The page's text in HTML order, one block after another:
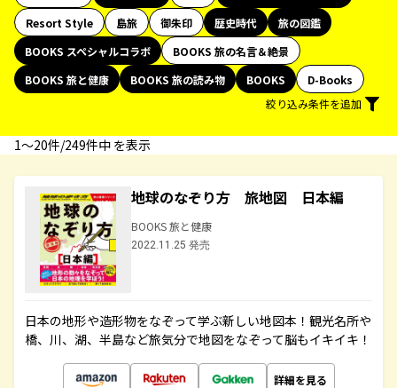
Resort Style
島旅 御朱印 歴史時代
旅の図鑑
BOOKS スペシャルコラボ
BOOKS 旅の名言＆絶景
BOOKS 旅と健康
BOOKS 旅の読み物 BOOKS
D-Books
絞り込み条件を追加
1〜20件/249件中 を表示
地球のなぞり方 旅地図 日本編
BOOKS 旅と健康
2022.11.25 発売
日本の地形や造形物をなぞって学ぶ新しい地図本！観光名所や
橋、川、湖、半島など旅気分で地図をなぞって脳もイキイキ！
詳細を見る